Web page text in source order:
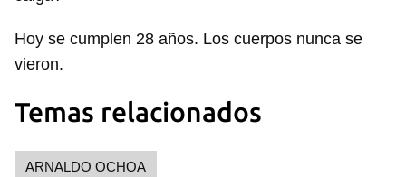
Guardar como favorito
Para poder guardar como favorito, primero has de
iniciar sesión con tu cuenta de 14ymedio.
INICIAR SESIÓN
Hoy se cumplen 28 años. Los cuerpos nunca se
vieron.
Temas relacionados
ARNALDO OCHOA